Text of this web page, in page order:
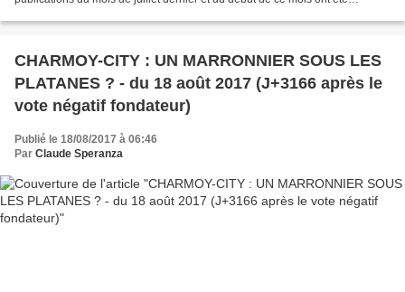
CHARMOY-CITY : UN MARRONNIER SOUS LES
PLATANES ? - du 18 août 2017 (J+3166 après le
vote négatif fondateur)
Publié le 18/08/2017 à 06:46
Par Claude Speranza